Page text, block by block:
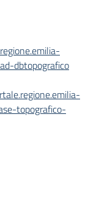
dbtopografico
topografico-